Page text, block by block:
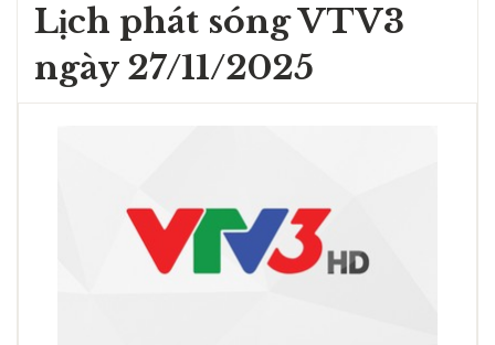
Lịch phát sóng VTV3
ngày 27/11/2025